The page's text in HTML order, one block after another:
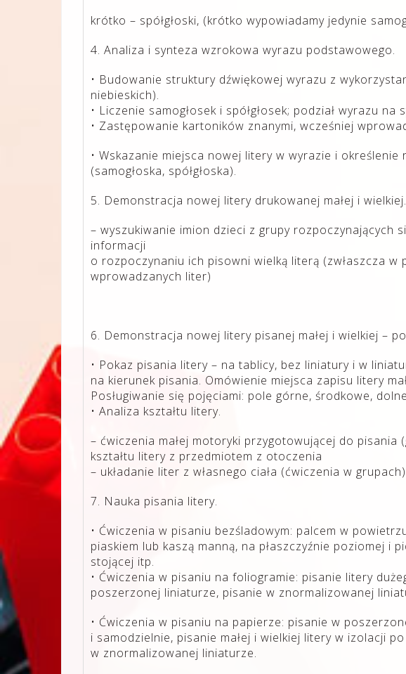
krótko – spółgłoski, (krótko wypowiadamy jedynie
4. Analiza i synteza wzrokowa wyrazu podstawowego.
• Budowanie struktury dźwiękowej wyrazu z
niebieskich).
• Liczenie samogłosek i spółgłosek; podział wyrazu na
• Zastępowanie kartoników znanymi, wcześniej
• Wskazanie miejsca nowej litery w wyrazie i
(samogłoska, spółgłoska).
5. Demonstracja nowej litery drukowanej małej i wielkiej.
– wyszukiwanie imion dzieci z grupy rozpoczynających
informacji
o rozpoczynaniu ich pisowni wielką literą (zwłaszcza w
wprowadzanych liter)
6. Demonstracja nowej litery pisanej małej i wielkiej –
• Pokaz pisania litery – na tablicy, bez liniatury i w
na kierunek pisania. Omówienie miejsca zapisu litery
Posługiwanie się pojęciami: pole górne, środkowe,
• Analiza kształtu litery.
– ćwiczenia małej motoryki przygotowującej do pisania
kształtu litery z przedmiotem z otoczenia
– układanie liter z własnego ciała (ćwiczenia w grupach)
7. Nauka pisania litery.
• Ćwiczenia w pisaniu bezśladowym: palcem w
piaskiem lub kaszą manną, na płaszczyźnie poziomej i
stojącej itp.
• Ćwiczenia w pisaniu na foliogramie: pisanie litery
poszerzonej liniaturze, pisanie w znormalizowanej
• Ćwiczenia w pisaniu na papierze: pisanie w
i samodzielnie, pisanie małej i wielkiej litery w izolacji
w znormalizowanej liniaturze.